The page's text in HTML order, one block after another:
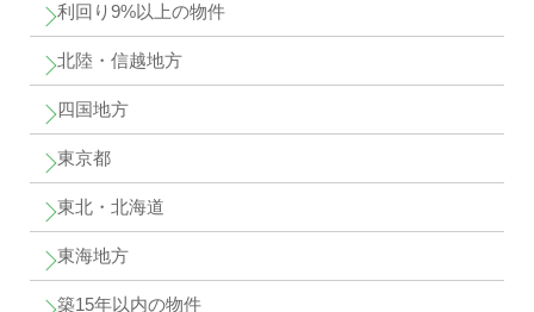
利回り9%以上の物件
北陸・信越地方
四国地方
東京都
東北・北海道
東海地方
築15年以内の物件